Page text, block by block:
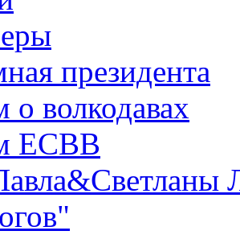
президента
волкодавах
ЕСВВ